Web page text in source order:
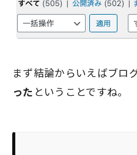
まず結論からいえばブロ
った ということですね。